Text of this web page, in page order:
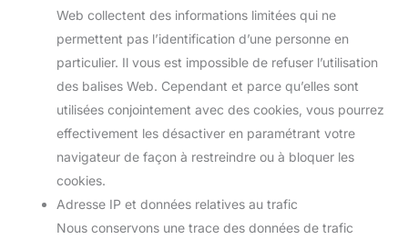
Web collectent des informations limitées qui ne
permettent pas l’identification d’une personne en
particulier. Il vous est impossible de refuser l’utilisation
des balises Web. Cependant et parce qu’elles sont
utilisées conjointement avec des cookies, vous pourrez
effectivement les désactiver en paramétrant votre
navigateur de façon à restreindre ou à bloquer les
cookies.
Adresse IP et données relatives au trafic
Nous conservons une trace des données de trafic